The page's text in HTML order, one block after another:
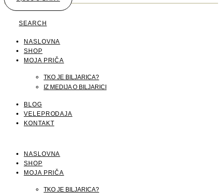
SEARCH
NASLOVNA
SHOP
MOJA PRIČA
TKO JE BILJARICA?
IZ MEDIJA O BILJARICI
BLOG
VELEPRODAJA
KONTAKT
NASLOVNA
SHOP
MOJA PRIČA
TKO JE BILJARICA?